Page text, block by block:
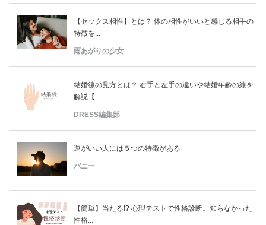
【セックス相性】とは？ 体の相性がいいと感じる相手の
特徴を...
雨あがりの少女
結婚線の見方とは？ 右手と左手の違いや結婚年齢の線を
解説【...
DRESS編集部
運がいい人には５つの特徴がある
バニー
【簡単】当たる!? 心理テストで性格診断。知らなかった
性格...